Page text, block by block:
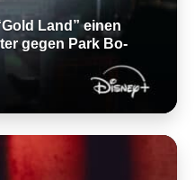
Land” einen
gegen Park Bo-